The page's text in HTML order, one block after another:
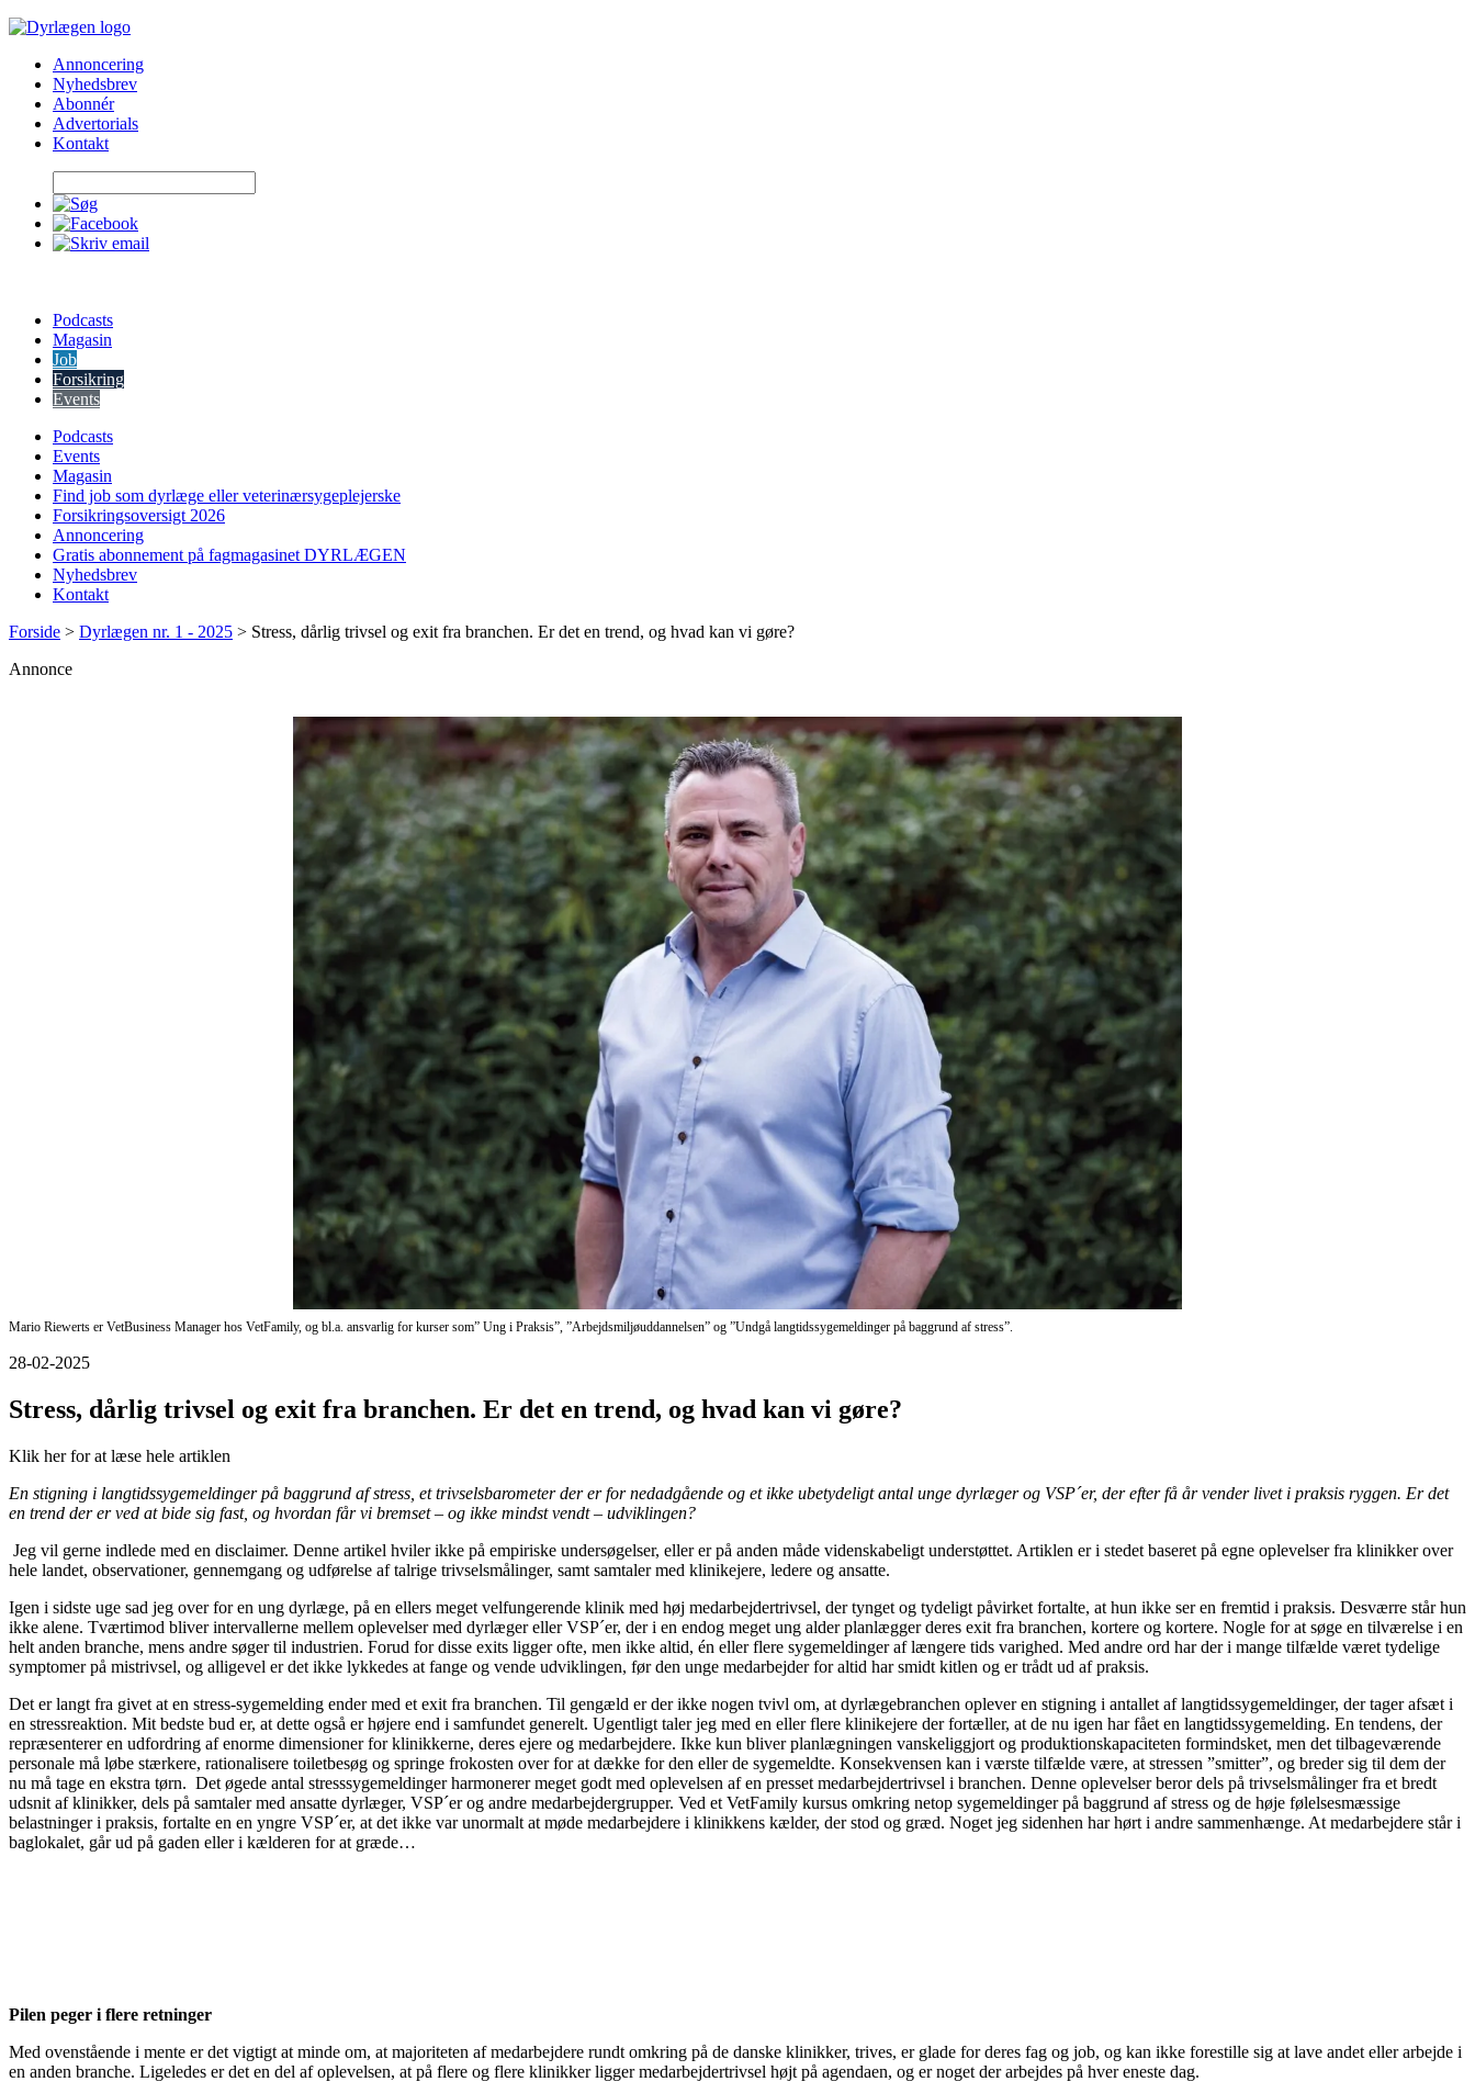
Skip
contentAnnoncering
Nyhedsbrev
Abonnér
Advertorials
Kontakt
Podcasts
Magasin
Job
Forsikring
Events
Podcasts
Events
Magasin
Find job som dyrlæge eller veterinærsygeplejerske
Forsikringsoversigt 2026
Annoncering
Gratis abonnement på fagmagasinet DYRLÆGEN
Nyhedsbrev
Kontakt
Forside > Dyrlægen nr. 1 - 2025 > Stress, dårlig trivsel og exit fra branchen. Er det en trend, og hvad kan vi gøre?
Annonce
Mario Riewerts er VetBusiness Manager hos VetFamily, og bl.a. ansvarlig for kurser som” Ung i Praksis”, ”Arbejdsmiljøuddannelsen” og ”Undgå langtidssygemeldinger på baggrund af stress”.
28-02-2025
Stress, dårlig trivsel og exit fra branchen. Er det en trend, og hvad kan vi gøre?
Klik her for at læse hele artiklen
En stigning i langtidssygemeldinger på baggrund af stress, et trivselsbarometer der er for nedadgående og et ikke ubetydeligt antal unge dyrlæger og VSP´er, der efter få år vender livet i praksis ryggen. Er det
en trend der er ved at bide sig fast, og hvordan får vi bremset – og ikke mindst vendt – udviklingen?
Jeg vil gerne indlede med en disclaimer. Denne artikel hviler ikke på empiriske undersøgelser, eller er på anden måde videnskabeligt understøttet. Artiklen er i stedet baseret på egne oplevelser fra klinikker over
hele landet, observationer, gennemgang og udførelse af talrige trivselsmålinger, samt samtaler med klinikejere, ledere og ansatte.
Igen i sidste uge sad jeg over for en ung dyrlæge, på en ellers meget velfungerende klinik med høj medarbejdertrivsel, der tynget og tydeligt påvirket fortalte, at hun ikke ser en fremtid i praksis. Desværre står hun
ikke alene. Tværtimod bliver intervallerne mellem oplevelser med dyrlæger eller VSP´er, der i en endog meget ung alder planlægger deres exit fra branchen, kortere og kortere. Nogle for at søge en tilværelse i en
helt anden branche, mens andre søger til industrien. Forud for disse exits ligger ofte, men ikke altid, én eller flere sygemeldinger af længere tids varighed. Med andre ord har der i mange tilfælde været tydelige
symptomer på mistrivsel, og alligevel er det ikke lykkedes at fange og vende udviklingen, før den unge medarbejder for altid har smidt kitlen og er trådt ud af praksis.
Det er langt fra givet at en stress-sygemelding ender med et exit fra branchen. Til gengæld er der ikke nogen tvivl om, at dyrlægebranchen oplever en stigning i antallet af langtidssygemeldinger, der tager afsæt i
en stressreaktion. Mit bedste bud er, at dette også er højere end i samfundet generelt. Ugentligt taler jeg med en eller flere klinikejere der fortæller, at de nu igen har fået en langtidssygemelding. En tendens, der
repræsenterer en udfordring af enorme dimensioner for klinikkerne, deres ejere og medarbejdere. Ikke kun bliver planlægningen vanskeliggjort og produktionskapaciteten formindsket, men det tilbageværende
personale må løbe stærkere, rationalisere toiletbesøg og springe frokosten over for at dække for den eller de sygemeldte. Konsekvensen kan i værste tilfælde være, at stressen ”smitter”, og breder sig til dem der
nu må tage en ekstra tørn. Det øgede antal stresssygemeldinger harmonerer meget godt med oplevelsen af en presset medarbejdertrivsel i branchen. Denne oplevelser beror dels på trivselsmålinger fra et bredt
udsnit af klinikker, dels på samtaler med ansatte dyrlæger, VSP´er og andre medarbejdergrupper. Ved et VetFamily kursus omkring netop sygemeldinger på baggrund af stress og de høje følelsesmæssige
belastninger i praksis, fortalte en en yngre VSP´er, at det ikke var unormalt at møde medarbejdere i klinikkens kælder, der stod og græd. Noget jeg sidenhen har hørt i andre sammenhænge. At medarbejdere står i
baglokalet, går ud på gaden eller i kælderen for at græde…
Pilen peger i flere retninger
Med ovenstående i mente er det vigtigt at minde om, at majoriteten af medarbejdere rundt omkring på de danske klinikker, trives, er glade for deres fag og job, og kan ikke forestille sig at lave andet eller arbejde i
en anden branche. Ligeledes er det en del af oplevelsen, at på flere og flere klinikker ligger medarbejdertrivsel højt på agendaen, og er noget der arbejdes på hver eneste dag.